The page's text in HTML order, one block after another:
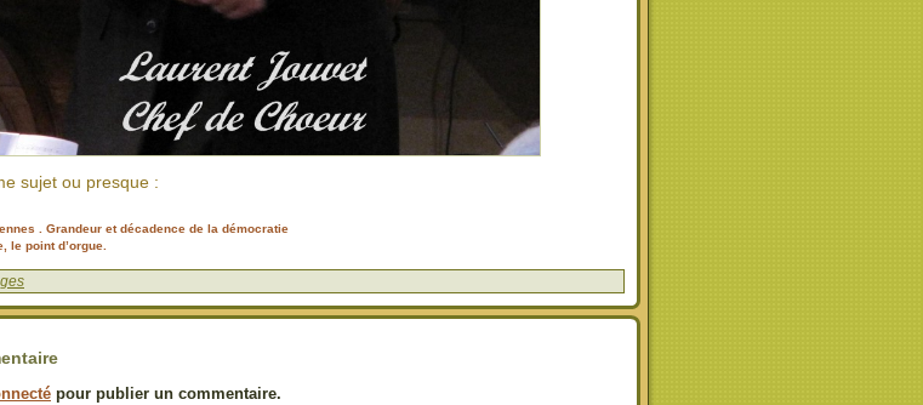
sujet ou presque :
. Grandeur et décadence de la démocratie
le point d’orgue.
pour publier un commentaire.